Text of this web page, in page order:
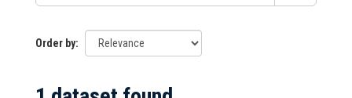
Order by